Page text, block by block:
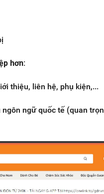
hơn:
thiệu, liên hệ, phụ kiện,...
ngữ quốc tế (quan